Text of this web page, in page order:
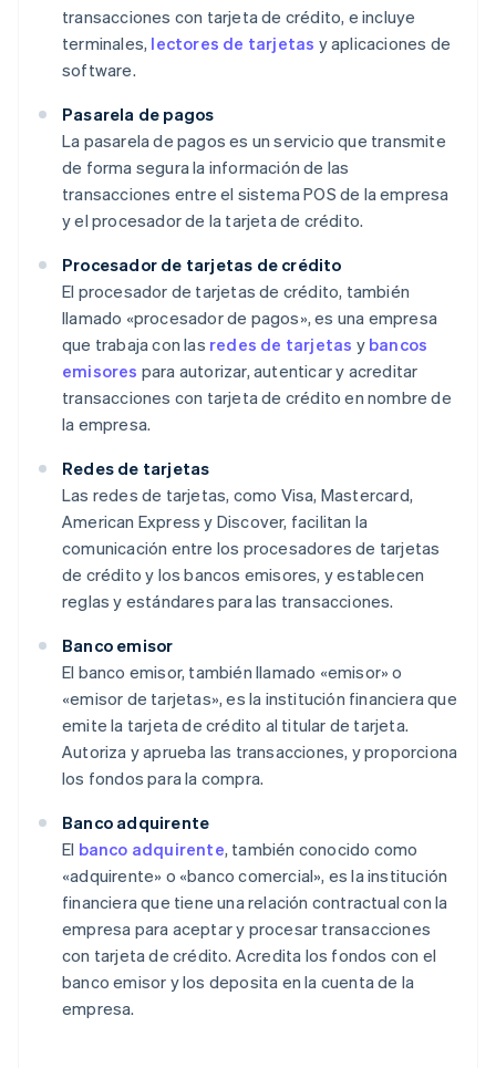
transacciones con tarjeta de crédito, e incluye
terminales, lectores de tarjetas y aplicaciones de
software.
Pasarela de pagos
La pasarela de pagos es un servicio que transmite
de forma segura la información de las
transacciones entre el sistema POS de la empresa
y el procesador de la tarjeta de crédito.
Procesador de tarjetas de crédito
El procesador de tarjetas de crédito, también
llamado «procesador de pagos», es una empresa
que trabaja con las redes de tarjetas y bancos
emisores para autorizar, autenticar y acreditar
transacciones con tarjeta de crédito en nombre de
la empresa.
Redes de tarjetas
Las redes de tarjetas, como Visa, Mastercard,
American Express y Discover, facilitan la
comunicación entre los procesadores de tarjetas
de crédito y los bancos emisores, y establecen
reglas y estándares para las transacciones.
Banco emisor
El banco emisor, también llamado «emisor» o
«emisor de tarjetas», es la institución financiera que
emite la tarjeta de crédito al titular de tarjeta.
Autoriza y aprueba las transacciones, y proporciona
los fondos para la compra.
Banco adquirente
El banco adquirente, también conocido como
«adquirente» o «banco comercial», es la institución
financiera que tiene una relación contractual con la
empresa para aceptar y procesar transacciones
con tarjeta de crédito. Acredita los fondos con el
banco emisor y los deposita en la cuenta de la
empresa.